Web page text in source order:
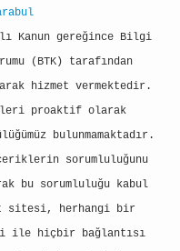
Kanun gereğince Bilgi
(BTK) tarafından
hizmet vermektedir.
proaktif olarak
bulunmamaktadır.
sorumluluğunu
bu sorumluluğu kabul
sitesi, herhangi bir
ile hiçbir bağlantısı